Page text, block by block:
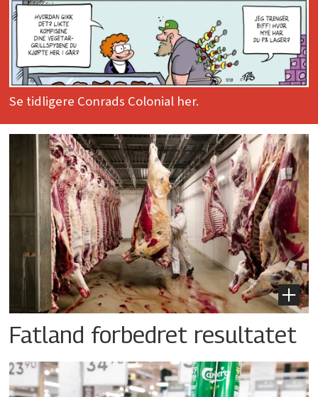
Se tidligere Conrads Colonial her.
Fatland forbedret resultatet